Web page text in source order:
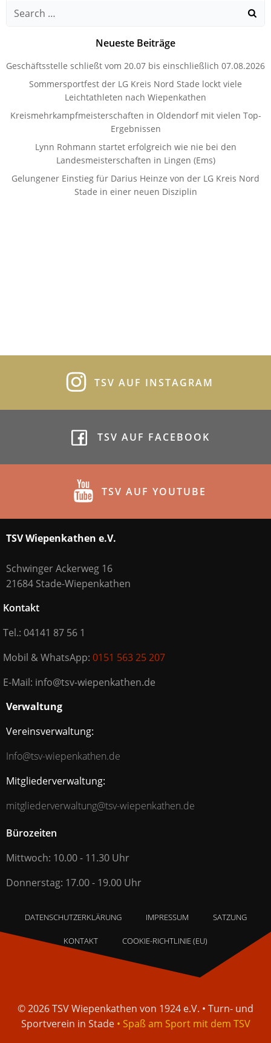
Search
Neueste Beiträge
Geschäftsstelle schließt vom 20.07 bis einschließlich 07.08.2026
Sommersportfest der LG Kreis Nord Stade lockt viele
Leichtathleten nach Wiepenkathen
Kreismehrkampfmeisterschaften in Oldendorf mit vielen Top-
Ergebnissen
Lynn Rohmann startet erfolgreich wie nie bei den
Landesmeisterschaften in Lingen (Ems)
Gelungener Einstieg für Darius Heinze von der LG Kreis Nord
Stade in einer neuen Disziplin
TSV AUF INSTAGRAM
TSV AUF FACEBOOK
TSV AUF YOUTUBE
TSV Wiepenkathen e.V.
Schwinger Ackerweg 16
21684 Stade-Wiepenkathen
Kontakt
Tel.: 04141 87 56 1
Mobil & WhatsApp: 0151 563 25 207
E-Mail: info@tsv-wiepenkathen.de
Bürozeiten
Mittwoch: 10.00 - 11.30 Uhr
Donnerstag: 17.00 - 19.00 Uhr
Verwaltung
Vereinsverwaltung:
Info@tsv-wiepenkathen.de
Mitgliederverwaltung:
mitgliederverwaltung@tsv-wiepenkathen.de
DATENSCHUTZERKLÄRUNG IMPRESSUM SATZUNG
KONTAKT COOKIE-RICHTLINIE (EU)
© 2026 TSV Wiepenkathen von 1924 e.V. • Turn- und
Sportverein in Stade • Spaß am Sport mit dem TSV